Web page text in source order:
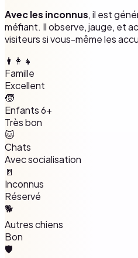
Avec les inconnus, il est
méfiant. Il observe, jauge, et
visiteurs si vous-même les
👨‍👩‍👧
Famille
Excellent
🧒
Enfants 6+
Très bon
🐱
Chats
Avec socialisation
🚪
Inconnus
Réservé
🐕
Autres chiens
Bon
🛡️